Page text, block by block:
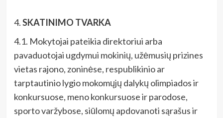
4.SKATINIMO TVARKA
4.1. Mokytojai pateikia direktoriui arba
pavaduotojai ugdymui mokinių, užėmusių prizines
vietas rajono, zoninėse, respublikinio ar
tarptautinio lygio mokomųjų dalykų olimpiados ir
konkursuose, meno konkursuose ir parodose,
sporto varžybose, siūlomų apdovanoti sąrašus ir